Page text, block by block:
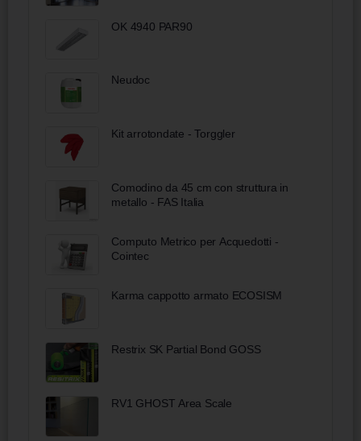
OK 4940 PAR90
Neudoc
Kit arrotondate - Torggler
Comodino da 45 cm con struttura in
metallo - FAS Italia
Computo Metrico per Acquedotti -
Cointec
Karma cappotto armato ECOSISM
Restrix SK Partial Bond GOSS
RV1 GHOST Area Scale